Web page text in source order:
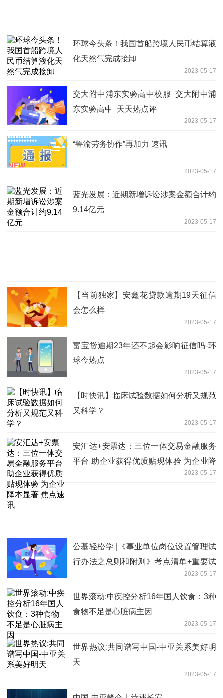
环球今头条！我国首船跨境人民币结算液
化天然气完成接卸
2023-05-17
交大附中浦东实验高中校服_交大附中浦
东实验高中_天天热点评
2023-05-17
“鲁渝劳务协作”再加力 速讯
2023-05-17
蓝光发展：近期新增诉讼涉案金额合计约
9.14亿元
2023-05-17
【当前独家】安鑫花贷款逾期19天征信
会怎么样
2023-05-17
富宝贷逾期23年还不起会影响征信吗-环
球今热点
2023-05-17
【时快讯】临床试验数据如何分析又规范
又科学？
2023-05-17
安汇达+安票达：三位一体交易金融服务
平台 助企业获得优质贴现体验 为企业降
2023-05-17
公基轻松学 |《事业单位岗位设置管理试
行办法之总则和附则》考点清单+重要试
2023-05-17
世界滚动:中疾控分析16年国人饮食：3种
食物不足是心脏病主因
2023-05-17
世界热议:共同谱写中国-中亚关系美好明
天
2023-05-17